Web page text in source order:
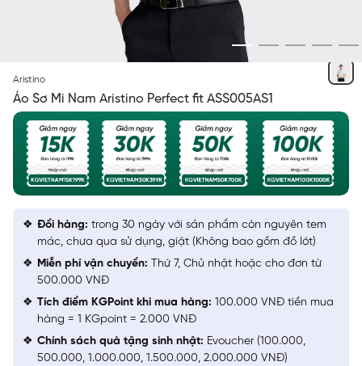
Aristino
Áo Sơ Mi Nam Aristino Perfect fit ASS005AS1
Đổi hàng: trong 30 ngày với sản phẩm còn nguyên tem
mác, chưa qua sử dụng, giặt (Không bao gồm đồ lót)
Miễn phí vận chuyển: Thứ 7, Chủ nhật hoặc cho đơn từ
500.000 VNĐ
Tích điểm KGPoint khi mua hàng: 100.000 VNĐ tiền mua
hàng = 1 KGpoint = 2.000 VNĐ
Chính sách quà tặng sinh nhật: Evoucher (100.000,
500.000, 1.000.000, 1.500.000, 2.000.000 VNĐ)